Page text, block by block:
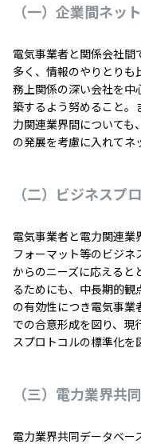
（一）企業間ネッ
電気事業者と関係会社
多く、情報のやりとりも
務上関係の深い会社を中
築するよう努めること。
力関連業界間についても
の発展を考慮に入れてネ
（二）ビジネスプ
電気事業者と電力関連
フォーマット等のビジ
からのニーズに応えると
るためにも、中長期的
の有効性につき電気事
での合意形成を図り、現
スプロトコルの標準化を
（三）電力業界共
電力業界共同データベー